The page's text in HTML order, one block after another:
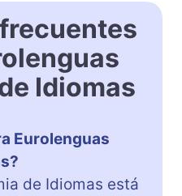
Idiomas
Eurolenguas
de Idiomas está